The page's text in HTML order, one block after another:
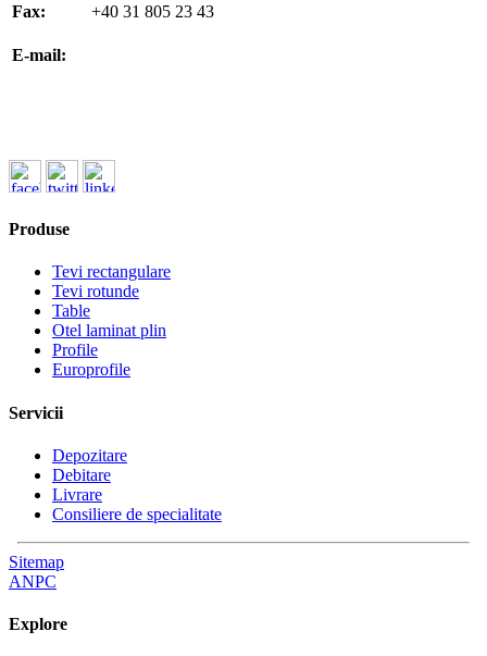
Fax:
+40 31 805 23 43
E-mail:
Produse
Tevi rectangulare
Tevi rotunde
Table
Otel laminat plin
Profile
Europrofile
Servicii
Depozitare
Debitare
Livrare
Consiliere de specialitate
Sitemap
ANPC
Explore